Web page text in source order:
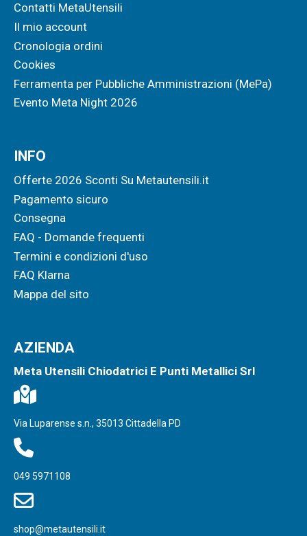
Contatti MetaUtensili
Il mio account
Cronologia ordini
Cookies
Ferramenta per Pubbliche Amministrazioni (MePa)
Evento Meta Night 2026
INFO
Offerte 2026 Sconti Su Metautensili.it
Pagamento sicuro
Consegna
FAQ - Domande frequenti
Termini e condizioni d'uso
FAQ Klarna
Mappa del sito
AZIENDA
Meta Utensili Chiodatrici E Punti Metallici Srl
Via Luparense s.n., 35013 Cittadella PD
049 5971108
shop@metautensili.it